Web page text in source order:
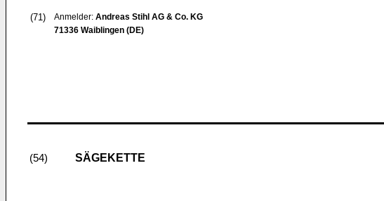
(71) Anmelder: Andreas Stihl AG & Co. KG
71336 Waiblingen (DE)
(54) SÄGEKETTE